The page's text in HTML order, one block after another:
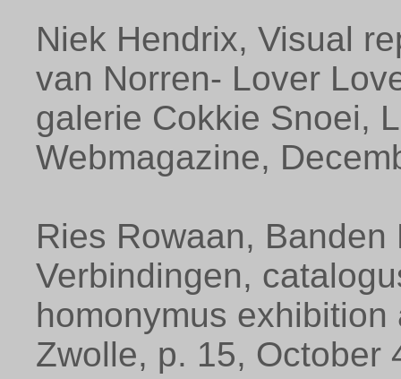
Niek Hendrix, Visual
van Norren- Lover
galerie Cokkie Snoei,
Webmagazine,
Ries Rowaan, Banden
Verbindingen,
homonymus
Zwolle, p. 15, October